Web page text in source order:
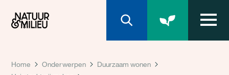
Home Onderwerpen
Duurzaam wonen